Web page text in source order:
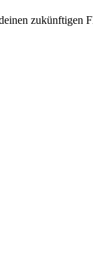
zukünftigen